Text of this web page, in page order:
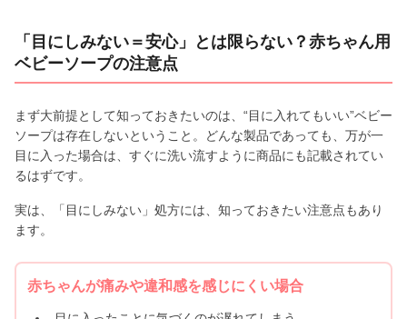
「目にしみない＝安心」とは限らない？赤ちゃん用
ベビーソープの注意点
まず大前提として知っておきたいのは、“目に入れてもいい”ベビー
ソープは存在しないということ。どんな製品であっても、万が一
目に入った場合は、すぐに洗い流すように商品にも記載されてい
るはずです。
実は、「目にしみない」処方には、知っておきたい注意点もあり
ます。
赤ちゃんが痛みや違和感を感じにくい場合